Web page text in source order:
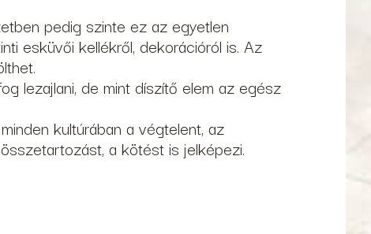
pedig szinte ez az egyetlen
esküvői kellékről, dekorációról is. Az
lezajlani, de mint díszítő elem az egész
kultúrában a végtelent, az
a kötést is jelképezi.